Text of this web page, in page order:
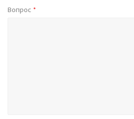
Вопрос *